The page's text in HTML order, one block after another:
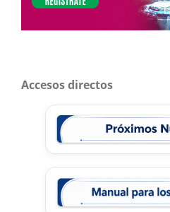
Accesos directos